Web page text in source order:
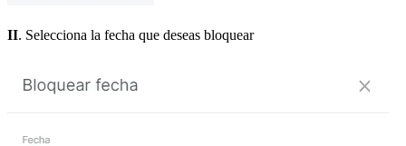
II. Selecciona la fecha que deseas bloquear